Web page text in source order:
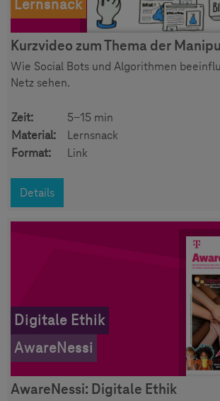
Lernsnack
Kurzvideo zum Thema der
Wie Social Bots und Algorithmen
Netz sehen.
Zeit:
5-15 min
Material:
Lernsnack
Format:
Link
Details
Digitale Ethik
AwareNessi
AwareNessi: Digitale Ethik